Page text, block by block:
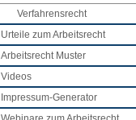
Verfahrensrecht
Urteile zum Arbeitsrecht
Arbeitsrecht Muster
Videos
Impressum-Generator